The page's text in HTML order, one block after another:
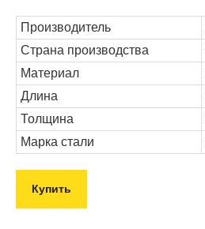
Производитель
Страна производства
Материал
Длина
Толщина
Марка стали
Купить